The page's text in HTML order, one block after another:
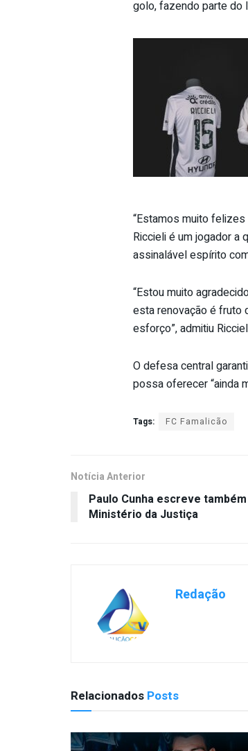
golo, fazendo parte do
“Estamos muito
Riccieli é um jogador a
assinalável espírito
“Estou muito
esta renovação é fruto
esforço”, admitiu
O defesa central
possa oferecer “ainda
Tags: FC Famalicão
Notícia Anterior
Paulo Cunha escreve
Ministério da Justiça
Redação
Relacionados Posts